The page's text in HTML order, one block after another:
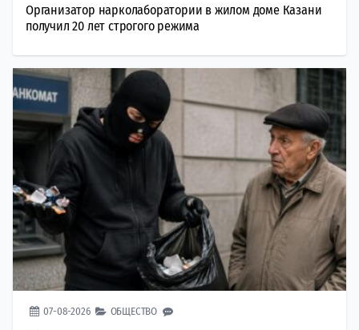
Организатор нарколаборатории в жилом доме Казани
получил 20 лет строгого режима
07-08-2026 ОБЩЕСТВО